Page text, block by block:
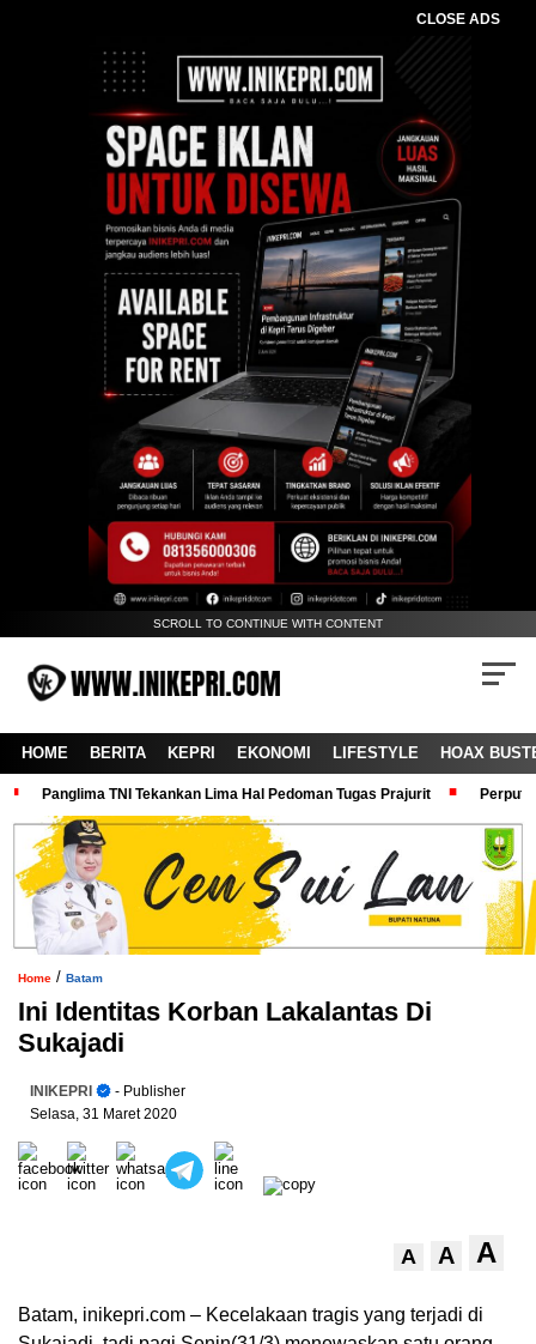
CLOSE ADS
SCROLL TO CONTINUE WITH CONTENT
HOME BERITA KEPRI EKONOMI LIFESTYLE HOAX
Panglima TNI Tekankan Lima Hal Pedoman Tugas Prajurit
Home / Batam
Ini Identitas Korban Lakalantas Di
Sukajadi
INIKEPRI
- Publisher
Selasa, 31 Maret 2020
A A A
Batam, inikepri.com – Kecelakaan tragis yang terjadi di